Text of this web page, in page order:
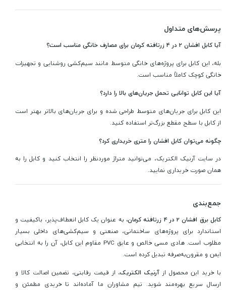
پرسش‌های متداول
آیا کابل افشان 2 در 4 زرتافته کرمان برای مصارف خانگی مناسب است؟
بله، این کابل برای پروژه‌های خانگی متوسط مانند سیم‌کشی روشنایی و تجهیزات
خانگی کوچک کاملاً مناسب است.
آیا این کابل توانایی تحمل جریان‌های بالا را دارد؟
این کابل برای جریان‌های متوسط طراحی شده و برای جریان‌های بالاتر بهتر است
از کابل با سطح مقطع بزرگ‌تر استفاده کنید.
چگونه می‌توان کابل افشان را متری خریداری کرد؟
در سایت آرنیک الکتریک، می‌توانید متراژ موردنظر را انتخاب کنید و کابل را به
همان صورت خریداری نمایید.
جمع‌بندی
کابل برق افشان 2 در 4 زرتافته کرمان،
به عنوان یک کابل انعطاف‌پذیر، باکیفیت و
استاندارد برای پروژه‌های ساختمانی، صنعتی و سیم‌کشی‌های داخلی بسیار
مطلوب است. هادی مسی خالص و عایق PVC مقاوم این کابل، آن را به انتخابی
ایمن و مقرون‌به‌صرفه تبدیل کرده است.
با خرید این محصول از آرنیک الکتریک، از قیمت رقابتی، تضمین اصالت کالا و
ارسال سریع بهره‌مند شوید. تیم مشاوران ما آماده‌اند تا خریدی مطمئن و